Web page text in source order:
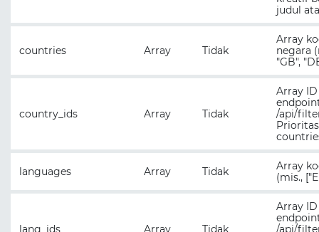
judul
countries Array Tidak
Array
negara
"GB",
country_ids Array Tidak
Array
/api/
languages Array Tidak
Array
(mis.,
lang_ids Array Tidak
Array
/api/